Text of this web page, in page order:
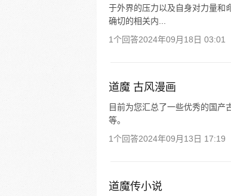
于外界的压力以及自身对力量和
确切的相关内...
1个回答2024年09月18日 03:01
道魔 古风漫画
目前为您汇总了一些优秀的国产
等。
1个回答2024年09月13日 17:19
道魔传小说